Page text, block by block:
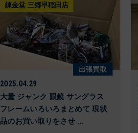
錬金堂 三郷早稲田店
出張買取
2025.04.29
大量 ジャンク 眼鏡 サングラス
フレームいろいろまとめて 現状
品のお買い取りをさせ ...